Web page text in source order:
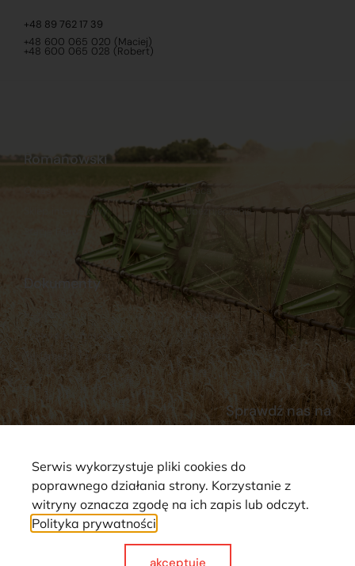
+48 89 762 17 39
+48 600 065 020 (Maciej)
+48 600 065 028 (Robert)
Dokumenty
Regulamin
Polityka prywatności
Reklamacje i zwroty
Dostawy
Płatności
Romanowski
Sklep internetowy
Praca
Ubezpieczenia
Sprawdź nas na
Strona wykorzystuje pliki cookie. Wszystkie prawa zastrzeżone ©
Serwis wykorzystuje pliki cookies do
poprawnego działania strony. Korzystanie z
witryny oznacza zgodę na ich zapis lub odczyt.
Polityka prywatności
akceptuje